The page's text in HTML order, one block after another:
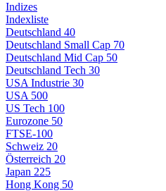
Indizes
Indexliste
Deutschland 40
Deutschland Small Cap 70
Deutschland Mid Cap 50
Deutschland Tech 30
USA Industrie 30
USA 500
US Tech 100
Eurozone 50
FTSE-100
Schweiz 20
Österreich 20
Japan 225
Hong Kong 50